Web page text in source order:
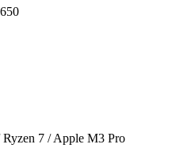
7 / Apple M3 Pro